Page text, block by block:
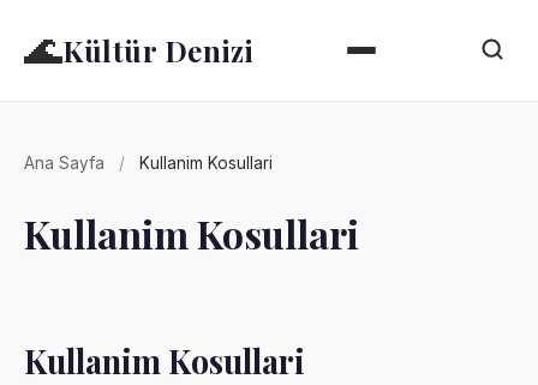
🌊Kültür Denizi
Ana Sayfa / Kullanim Kosullari
Kullanim Kosullari
Kullanim Kosullari